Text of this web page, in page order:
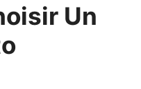
Un